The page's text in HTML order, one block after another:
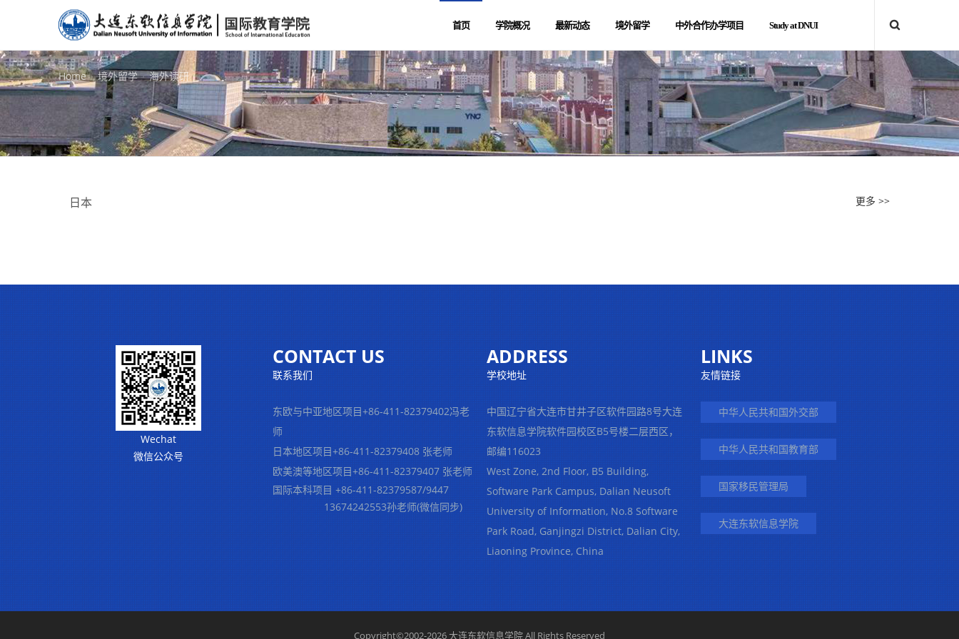
首页 学院概况 最新动态 境外留学 中外合作办学项目 Study at DNUI
Home 境外留学 海外读研
日本 更多 >>
Wechat
微信公众号
CONTACT US
联系我们
东欧与中亚地区项目+86-411-82379402冯老
师
日本地区项目+86-411-82379408 张老师
欧美澳等地区项目+86-411-82379407 张老师
国际本科项目 +86-411-82379587/9447
13674242553孙老师(微信同步)
ADDRESS
学校地址
中国辽宁省大连市甘井子区软件园路8号大连
东软信息学院软件园校区B5号楼二层西区，
邮编116023
West Zone, 2nd Floor, B5 Building,
Software Park Campus, Dalian Neusoft
University of Information, No.8 Software
Park Road, Ganjingzi District, Dalian City,
Liaoning Province, China
LINKS
友情链接
中华人民共和国外交部
中华人民共和国教育部
国家移民管理局
大连东软信息学院
Copyright©2002-2026 大连东软信息学院 All Rights Reserved